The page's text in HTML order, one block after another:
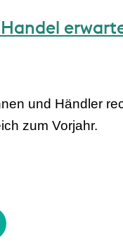
und Händler
zum Vorjahr.